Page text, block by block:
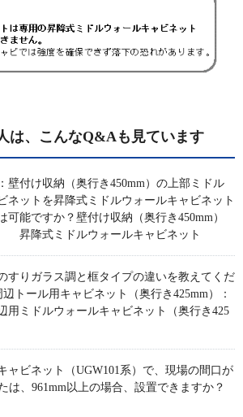
は、こんなQ&Aも見ています
壁付け収納（奥行き450mm）の上部ミドル
ネットを昇降式ミドルウォールキャビネット
可能ですか？壁付け収納（奥行き450mm）
ルウォールキャビネット
すりガラス調と框タイプの違いを教えてくだ
トール用キャビネット（奥行き425mm）：
用ミドルウォールキャビネット（奥行き425
ャビネット（UGW101系）で、現場の間口が
は、961mm以上の場合、設置できますか？